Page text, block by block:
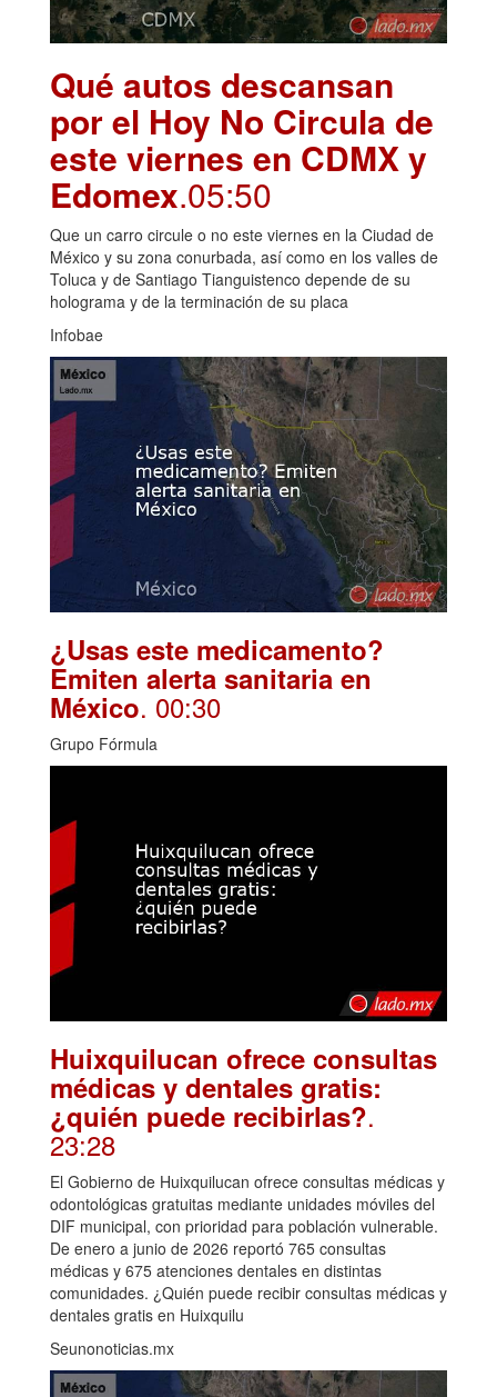
Qué autos descansan
por el Hoy No Circula de
este viernes en CDMX y
Edomex.05:50
Que un carro circule o no este viernes en la Ciudad de
México y su zona conurbada, así como en los valles de
Toluca y de Santiago Tianguistenco depende de su
holograma y de la terminación de su placa
Infobae
¿Usas este medicamento?
Emiten alerta sanitaria en
México. 00:30
Grupo Fórmula
Huixquilucan ofrece consultas
médicas y dentales gratis:
¿quién puede recibirlas?.
23:28
El Gobierno de Huixquilucan ofrece consultas médicas y
odontológicas gratuitas mediante unidades móviles del
DIF municipal, con prioridad para población vulnerable.
De enero a junio de 2026 reportó 765 consultas
médicas y 675 atenciones dentales en distintas
comunidades. ¿Quién puede recibir consultas médicas y
dentales gratis en Huixquilu
Seunonoticias.mx